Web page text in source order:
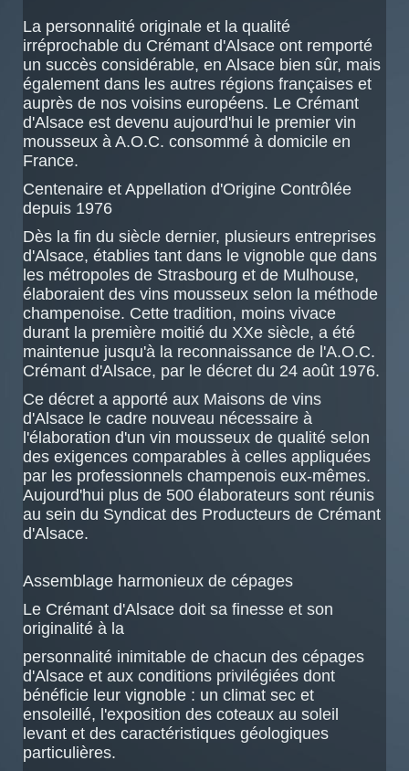
La personnalité originale et la qualité
irréprochable du Crémant d'Alsace ont remporté
un succès considérable, en Alsace bien sûr, mais
également dans les autres régions françaises et
auprès de nos voisins européens. Le Crémant
d'Alsace est devenu aujourd'hui le premier vin
mousseux à A.O.C. consommé à domicile en
France.
Centenaire et Appellation d'Origine Contrôlée
depuis 1976
Dès la fin du siècle dernier, plusieurs entreprises
d'Alsace, établies tant dans le vignoble que dans
les métropoles de Strasbourg et de Mulhouse,
élaboraient des vins mousseux selon la méthode
champenoise. Cette tradition, moins vivace
durant la première moitié du XXe siècle, a été
maintenue jusqu'à la reconnaissance de l'A.O.C.
Crémant d'Alsace, par le décret du 24 août 1976.
Ce décret a apporté aux Maisons de vins
d'Alsace le cadre nouveau nécessaire à
l'élaboration d'un vin mousseux de qualité selon
des exigences comparables à celles appliquées
par les professionnels champenois eux-mêmes.
Aujourd'hui plus de 500 élaborateurs sont réunis
au sein du Syndicat des Producteurs de Crémant
d'Alsace.
Assemblage harmonieux de cépages
Le Crémant d'Alsace doit sa finesse et son
originalité à la
personnalité inimitable de chacun des cépages
d'Alsace et aux conditions privilégiées dont
bénéficie leur vignoble : un climat sec et
ensoleillé, l'exposition des coteaux au soleil
levant et des caractéristiques géologiques
particulières.